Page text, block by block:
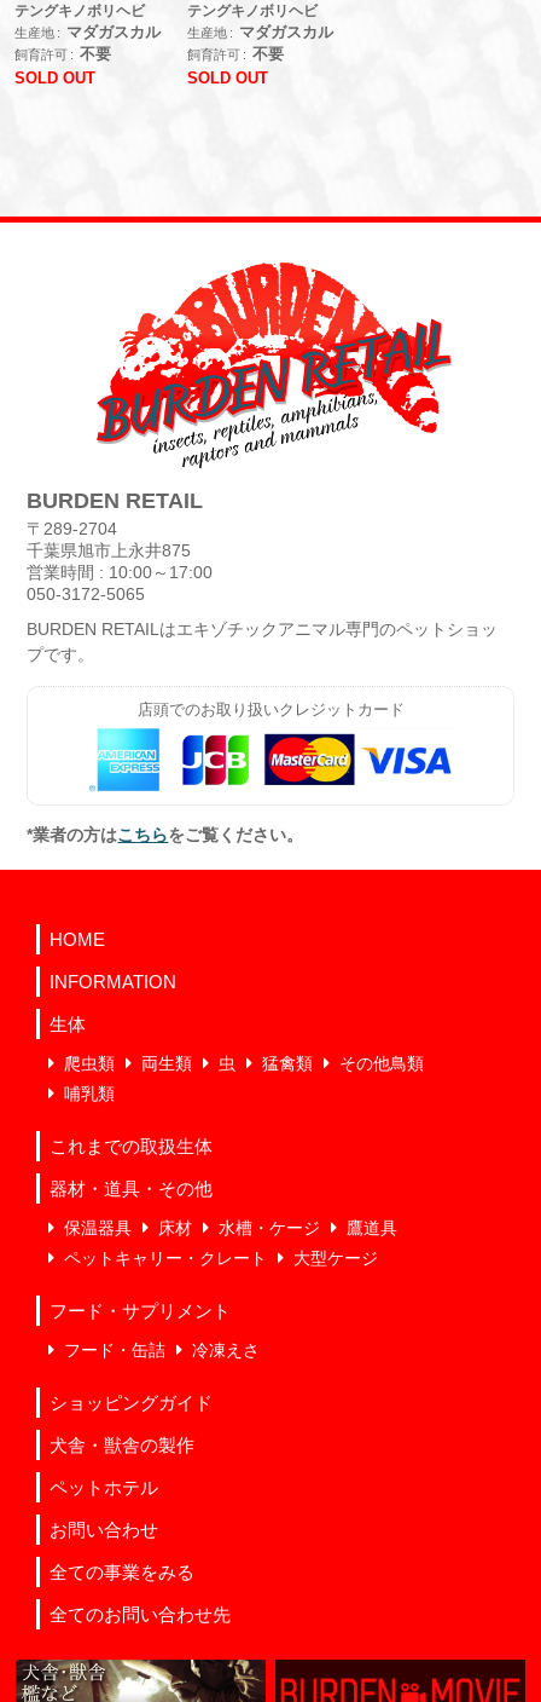
テングキノボリヘビ
生産地 マダガスカル
飼育許可
不要
SOLD OUT
テングキノボリヘビ
生産地 マダガスカル
飼育許可
不要
SOLD OUT
BURDEN RETAIL
〒289-2704
千葉県旭市上永井875
営業時間 : 10:00～17:00
050-3172-5065
BURDEN RETAILはエキゾチックアニマル専門のペットショッ
プです。
店頭でのお取り扱いクレジットカード
*業者の方はこちらをご覧ください。
HOME
INFORMATION
生体
爬虫類 両生類 虫 猛禽類
その他鳥類
哺乳類
これまでの取扱生体
器材・道具・その他
保温器具 床材 水槽・ケージ
鷹道具
ペットキャリー・クレート
大型ケージ
フード・サプリメント
フード・缶詰 冷凍えさ
ショッピングガイド
犬舎・獣舎の製作
ペットホテル
お問い合わせ
全ての事業をみる
全てのお問い合わせ先